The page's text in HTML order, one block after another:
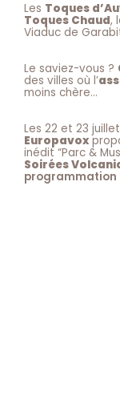
Les Toques
Toques Chaud,
Viaduc de
Le saviez-vous ?
des villes où l’
moins chère…
Les 22 et 23
Europavox
inédit “Parc &
Soirées
programmation